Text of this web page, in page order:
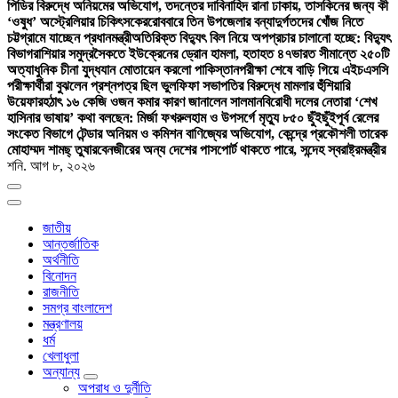
পিডির বিরুদ্ধে অনিয়মের অভিযোগ, তদন্তের দাবিনাহিদ রানা ঢাকায়, তাসকিনের জন্য কী
‘ওষুধ’ অস্ট্রেলিয়ার চিকিৎসকেররোববারে তিন উপজেলার বন্যাদুর্গতদের খোঁজ নিতে
চট্টগ্রামে যাচ্ছেন প্রধানমন্ত্রীঅতিরিক্ত বিদ্যুৎ বিল নিয়ে অপপ্রচার চালানো হচ্ছে: বিদ্যুৎ
বিভাগরাশিয়ার সমুদ্রসৈকতে ইউক্রেনের ড্রোন হামলা, হতাহত ৪৭ভারত সীমান্তে ২৫০টি
অত্যাধুনিক চীনা যুদ্ধযান মোতায়েন করলো পাকিস্তানপরীক্ষা শেষে বাড়ি গিয়ে এইচএসসি
পরীক্ষার্থীরা বুঝলেন প্রশ্নপত্র ছিল ভুলফিফা সভাপতির বিরুদ্ধে মামলার হুঁশিয়ারি
উয়েফারহঠাৎ ১৬ কেজি ওজন কমার কারণ জানালেন সালমানবিরোধী দলের নেতারা ‘শেখ
হাসিনার ভাষায়’ কথা বলছেন: মির্জা ফখরুলহাম ও উপসর্গে মৃত্যু ৮৫০ ছুঁইছুঁইপূর্ব রেলের
সংকেত বিভাগে টেন্ডার অনিয়ম ও কমিশন বাণিজ্যের অভিযোগ, কেন্দ্রে প্রকৌশলী তারেক
মোহাম্মদ শামছ্ তুষারবেনজীরের অন্য দেশের পাসপোর্ট থাকতে পারে, সন্দেহ স্বরাষ্ট্রমন্ত্রীর
শনি. আগ ৮, ২০২৬
জাতীয়
আন্তর্জাতিক
অর্থনীতি
বিনোদন
রাজনীতি
সমগ্র বাংলাদেশ
মন্ত্রণালয়
ধর্ম
খেলাধুলা
অন্যান্য
অপরাধ ও দুর্নীতি